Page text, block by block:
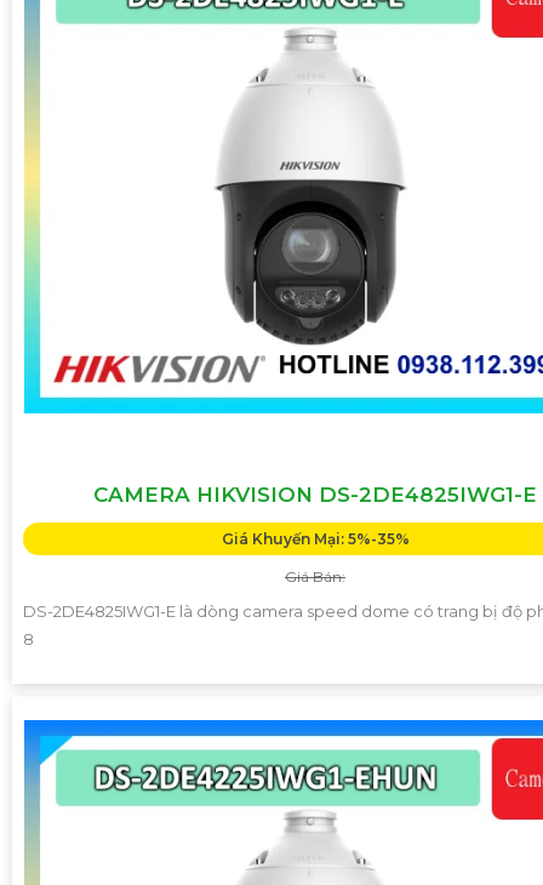
CAMERA HIKVISION DS-2DE4825IWG1-E
Giá Khuyến Mại: 5%-35%
Giá Bán:
DS-2DE4825IWG1-E là dòng camera speed dome có trang bị độ
8